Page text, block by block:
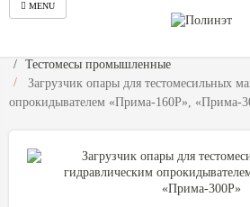
MENU
Тестомесы промышленные
Загрузчик опары для тестомесильных
опрокидывателем «Прима-160P», «Прима-